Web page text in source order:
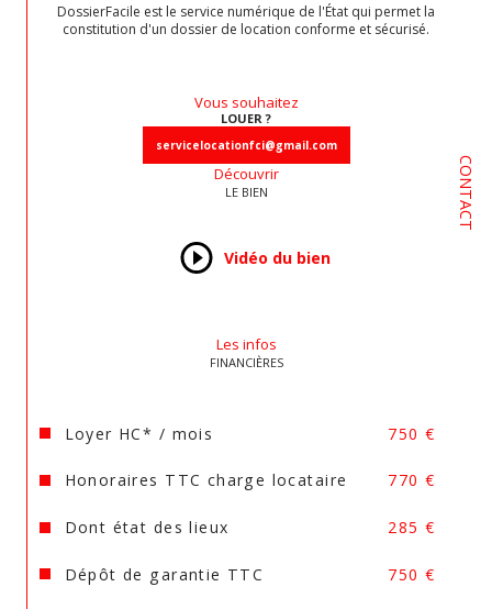
CONTACT
Déposez votre dossier de candidature
directement sur notre site internet
Isabelle, au 06.47.27.45.12 ou par mail
servicelocationfci@gmail.com
Les informations sur les risques auxquels ce bien
est exposé sont disponibles sur le site
DossierFacile est le service numérique de l'État qui permet la
constitution d'un dossier de location conforme et sécurisé.
Vous souhaitez
LOUER ?
servicelocationfci@gmail.com
Découvrir
LE BIEN
Vidéo du bien
Les infos
FINANCIÈRES
Loyer HC* / mois 750 €
Honoraires TTC charge locataire 770 €
Dont état des lieux 285 €
Dépôt de garantie TTC 750 €